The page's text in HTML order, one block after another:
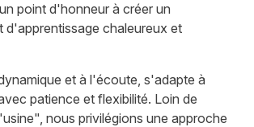
point d'honneur à créer un
d'apprentissage chaleureux et
et à l'écoute, s'adapte à
patience et flexibilité. Loin de
nous privilégions une approche